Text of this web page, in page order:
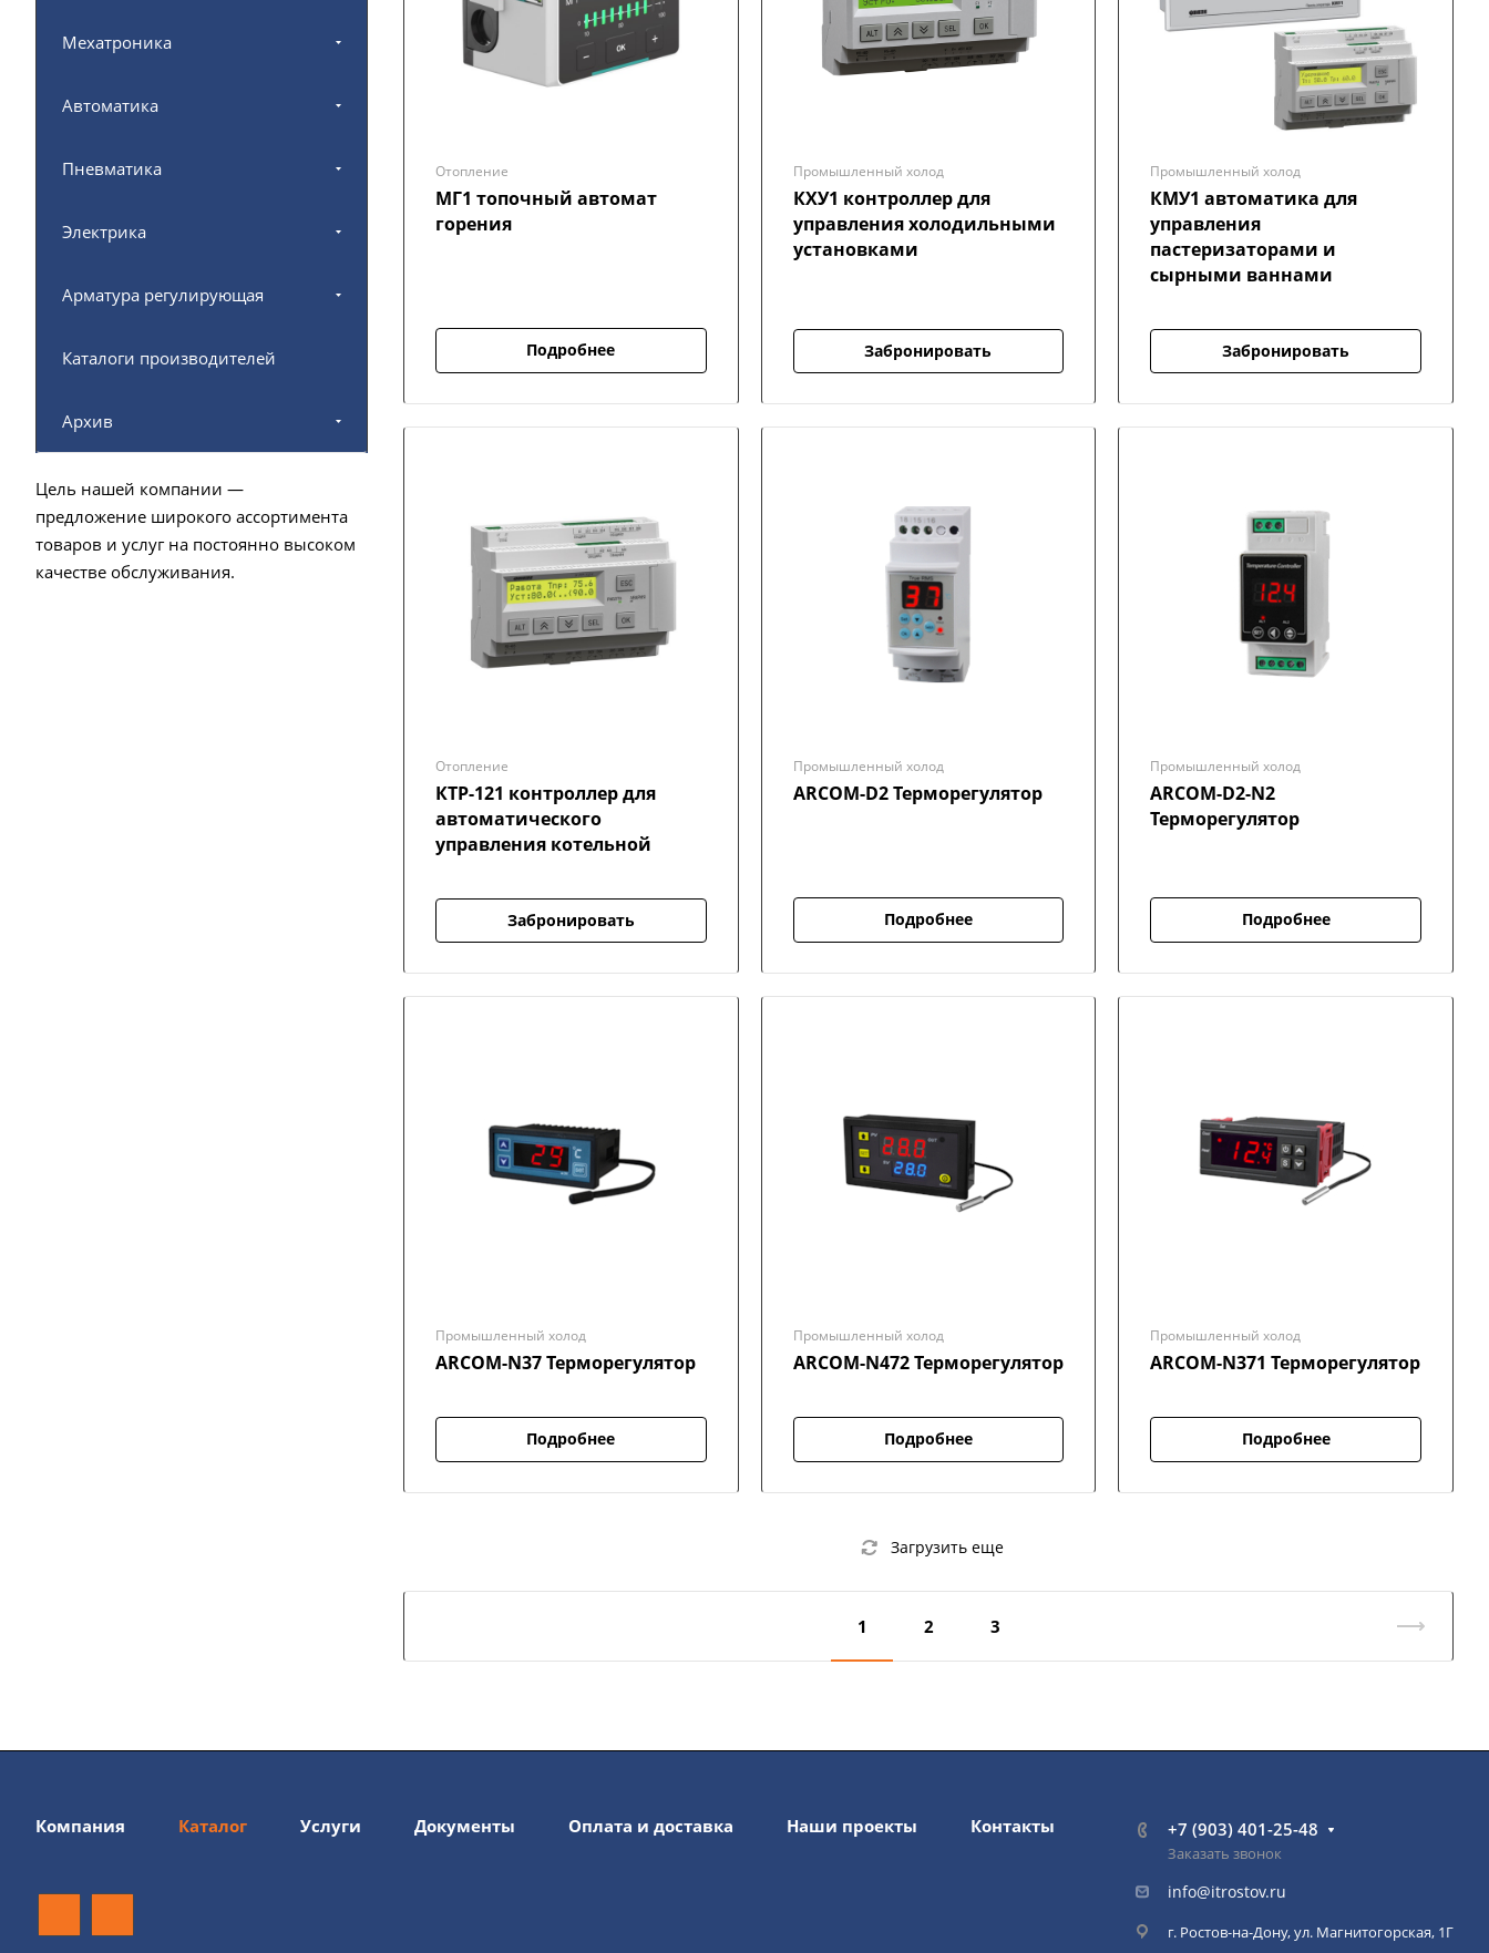
Отопление
МГ1 топочный автомат
горения
Подробнее
Промышленный холод
КХУ1 контроллер для
управления холодильными
установками
Забронировать
Промышленный холод
КМУ1 автоматика для
управления
пастеризаторами и
сырными ваннами
Забронировать
Отопление
КТР-121 контроллер для
автоматического
управления котельной
Забронировать
Промышленный холод
ARCOM-D2 Терморегулятор
Подробнее
Промышленный холод
ARCOM-D2-N2
Терморегулятор
Подробнее
Промышленный холод
ARCOM-N37 Терморегулятор
Подробнее
Промышленный холод
ARCOM-N472 Терморегулятор
Подробнее
Промышленный холод
ARCOM-N371 Терморегулятор
Подробнее
Загрузить еще
1 2 3
Мехатроника
Автоматика
Пневматика
Электрика
Арматура регулирующая
Каталоги производителей
Архив
Цель нашей компании —
предложение широкого ассортимента
товаров и услуг на постоянно высоком
качестве обслуживания.
Компания Каталог Услуги Документы Оплата и доставка Наши проекты Контакты +7 (903) 401-25-48
Заказать звонок
info@itrostov.ru
г. Ростов-на-Дону, ул. Магнитогорская, 1Г